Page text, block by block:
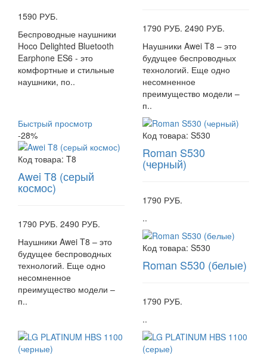
1590 РУБ.
Беспроводные наушники
Hoco Delighted Bluetooth
Earphone ES6 - это
комфортные и стильные
наушники, по..
1790 РУБ. 2490 РУБ.
Наушники Awei T8 – это
будущее беспроводных
технологий. Еще одно
несомненное
преимущество модели –
п..
Быстрый просмотр
-28%
Код товара: T8
Awei T8 (серый
космос)
1790 РУБ. 2490 РУБ.
Наушники Awei T8 – это
будущее беспроводных
технологий. Еще одно
несомненное
преимущество модели –
п..
Код товара: S530
Roman S530
(черный)
1790 РУБ.
..
Код товара: S530
Roman S530 (белые)
1790 РУБ.
..